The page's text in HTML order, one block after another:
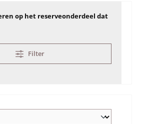
op het reserveonderdeel dat
Filter